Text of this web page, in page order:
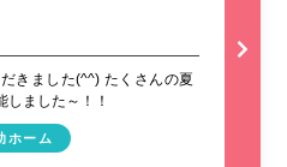
きました(^^) たくさんの夏
ました～！！
ホーム